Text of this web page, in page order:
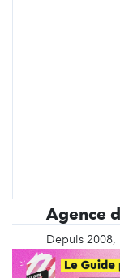
Agence
Depuis
association
lutte contre